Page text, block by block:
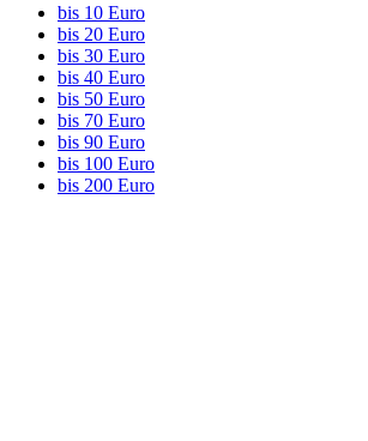
bis 10 Euro
bis 20 Euro
bis 30 Euro
bis 40 Euro
bis 50 Euro
bis 70 Euro
bis 90 Euro
bis 100 Euro
bis 200 Euro